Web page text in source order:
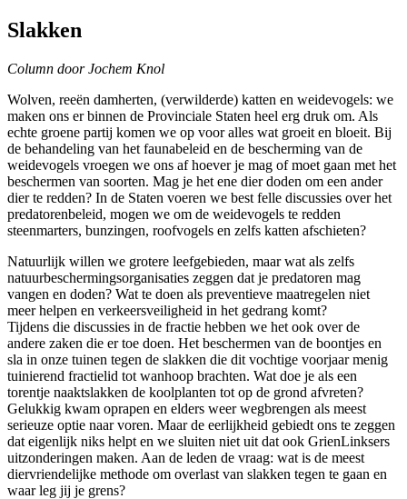
Slakken
Column door Jochem Knol
Wolven, reeën damherten, (verwilderde) katten en weidevogels: we
maken ons er binnen de Provinciale Staten heel erg druk om. Als
echte groene partij komen we op voor alles wat groeit en bloeit. Bij
de behandeling van het faunabeleid en de bescherming van de
weidevogels vroegen we ons af hoever je mag of moet gaan met het
beschermen van soorten. Mag je het ene dier doden om een ander
dier te redden? In de Staten voeren we best felle discussies over het
predatorenbeleid, mogen we om de weidevogels te redden
steenmarters, bunzingen, roofvogels en zelfs katten afschieten?
Natuurlijk willen we grotere leefgebieden, maar wat als zelfs
natuurbeschermingsorganisaties zeggen dat je predatoren mag
vangen en doden? Wat te doen als preventieve maatregelen niet
meer helpen en verkeersveiligheid in het gedrang komt?
Tijdens die discussies in de fractie hebben we het ook over de
andere zaken die er toe doen. Het beschermen van de boontjes en
sla in onze tuinen tegen de slakken die dit vochtige voorjaar menig
tuinierend fractielid tot wanhoop brachten. Wat doe je als een
torentje naaktslakken de koolplanten tot op de grond afvreten?
Gelukkig kwam oprapen en elders weer wegbrengen als meest
serieuze optie naar voren. Maar de eerlijkheid gebiedt ons te zeggen
dat eigenlijk niks helpt en we sluiten niet uit dat ook GrienLinksers
uitzonderingen maken. Aan de leden de vraag: wat is de meest
diervriendelijke methode om overlast van slakken tegen te gaan en
waar leg jij je grens?